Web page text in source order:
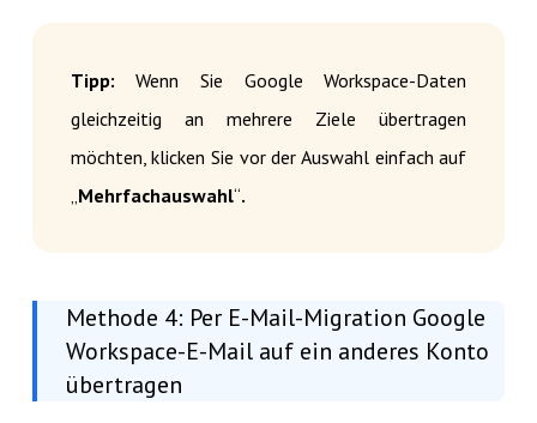
Tipp:Wenn Sie Google Workspace-Daten
gleichzeitig an mehrere Ziele übertragen
möchten, klicken Sie vor der Auswahl einfach auf
Mehrfachauswahl“.
Methode 4: Per E-Mail-Migration Google
Workspace-E-Mail auf ein anderes Konto
übertragen